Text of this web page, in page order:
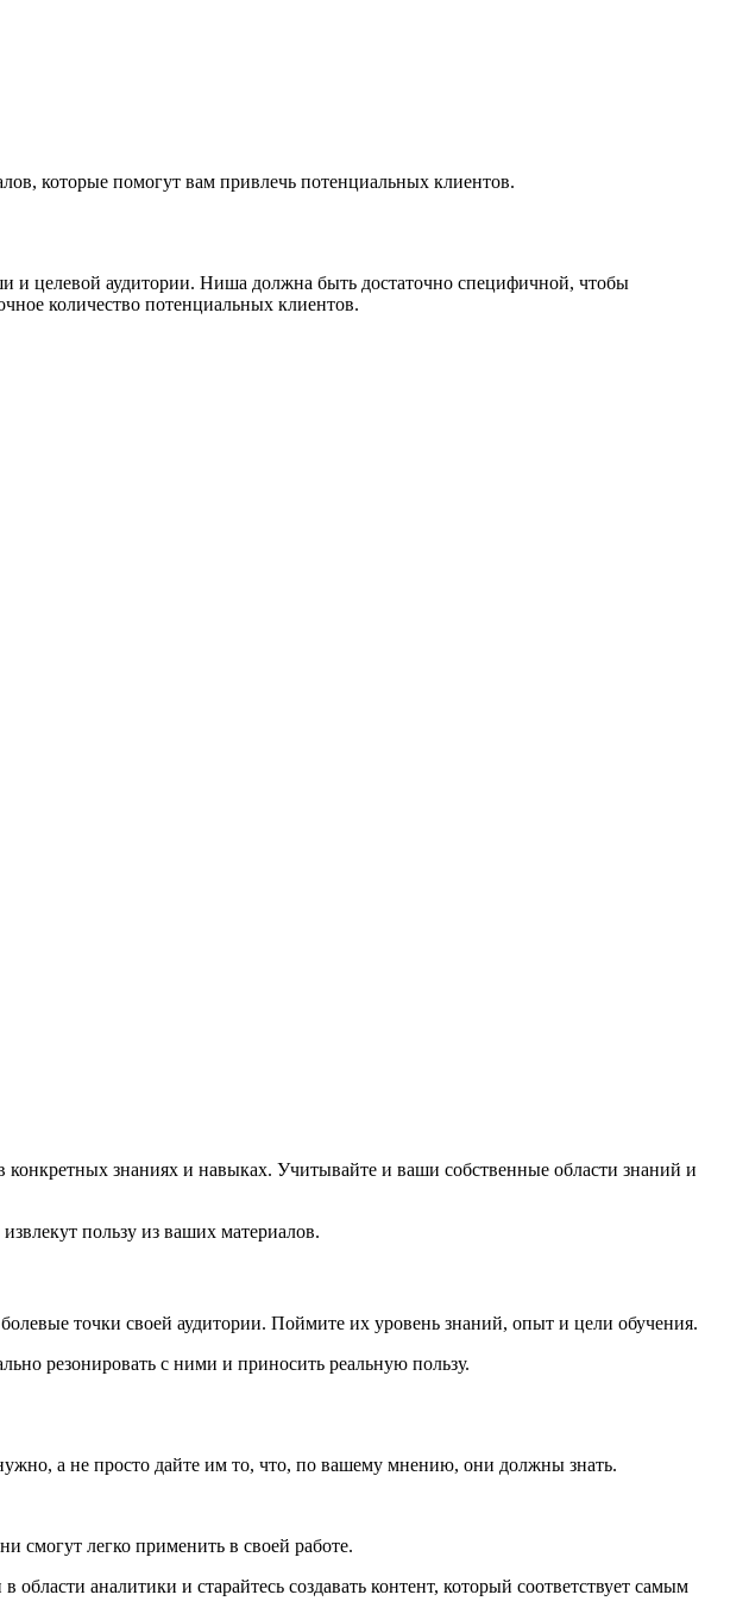
которые помогут вам привлечь потенциальных клиентов.
и целевой аудитории. Ниша должна быть достаточно специфичной, чтобы
количество потенциальных клиентов.
знаниях и навыках. Учитывайте и ваши собственные области знаний и
пользу из ваших материалов.
точки своей аудитории. Поймите их уровень знаний, опыт и цели обучения.
резонировать с ними и приносить реальную пользу.
а не просто дайте им то, что, по вашему мнению, они должны знать.
смогут легко применить в своей работе.
аналитики и старайтесь создавать контент, который соответствует самым